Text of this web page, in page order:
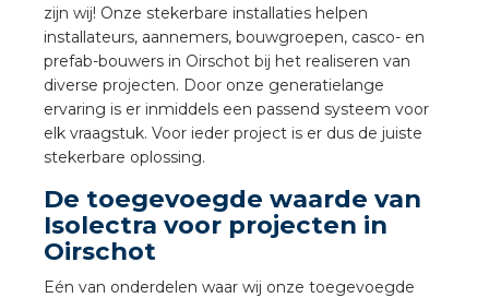
zijn wij! Onze stekerbare installaties helpen
installateurs, aannemers, bouwgroepen, casco- en
prefab-bouwers in Oirschot bij het realiseren van
diverse projecten. Door onze generatielange
ervaring is er inmiddels een passend systeem voor
elk vraagstuk. Voor ieder project is er dus de juiste
stekerbare oplossing.
De toegevoegde waarde van
Isolectra voor projecten in
Oirschot
Eén van onderdelen waar wij onze toegevoegde
installeren
installeren
installeren
installeren in beton